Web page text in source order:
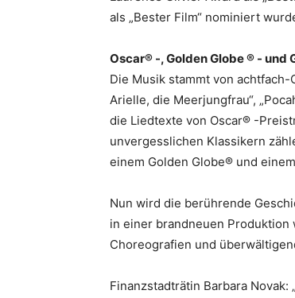
als „Bester Film“ nominiert
Oscar® -, Golden Globe ® -
Die Musik stammt von
Arielle, die Meerjungfrau“,
die Liedtexte von Oscar® -
unvergesslichen Klassikern
einem Golden Globe® und
Nun wird die berührende
in einer brandneuen
Choreografien und
Finanzstadträtin Barbara